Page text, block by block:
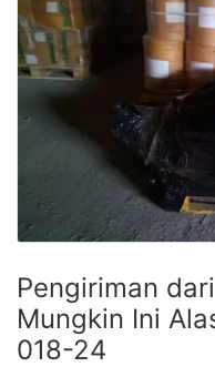
Pengiriman
Mungkin Ini
018-24